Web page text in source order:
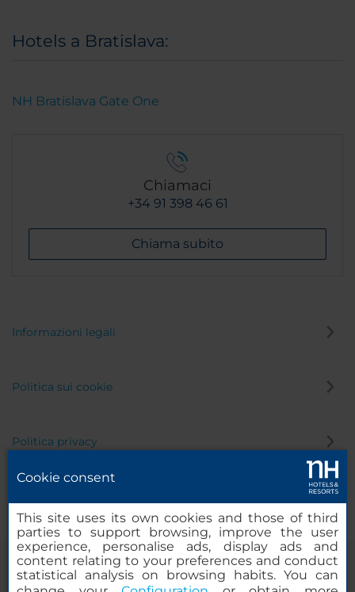
Hotels a Bratislava:
NH Bratislava Gate One
Chiamaci
+34 91 398 46 61
Chiama subito
Informazioni legali
Politica sui cookie
Politica privacy
Cookie consent
This site uses its own cookies and those of third
parties to support browsing, improve the user
experience, personalise ads, display ads and
content relating to your preferences and conduct
statistical analysis on browsing habits. You can